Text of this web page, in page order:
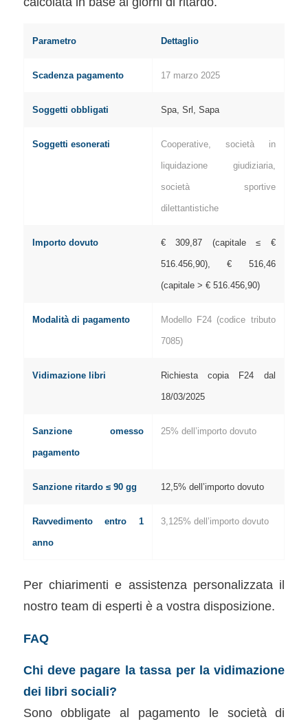
Parametro Dettaglio
Scadenza pagamento 17 marzo 2025
Soggetti obbligati Spa, Srl, Sapa
Soggetti esonerati Cooperative, società in
liquidazione giudiziaria,
società sportive
dilettantistiche
Importo dovuto € 309,87 (capitale ≤ €
516.456,90), € 516,46
(capitale > € 516.456,90)
Modalità di pagamento Modello F24 (codice tributo
7085)
Vidimazione libri Richiesta copia F24 dal
18/03/2025
Sanzione omesso
pagamento
25% dell’importo dovuto
Sanzione ritardo ≤ 90 gg 12,5% dell’importo dovuto
Ravvedimento entro 1
anno
3,125% dell’importo dovuto
Per chiarimenti e assistenza personalizzata il
nostro team di esperti è a vostra disposizione.
FAQ
Chi deve pagare la tassa per la vidimazione
dei libri sociali?
Sono obbligate al pagamento le società di